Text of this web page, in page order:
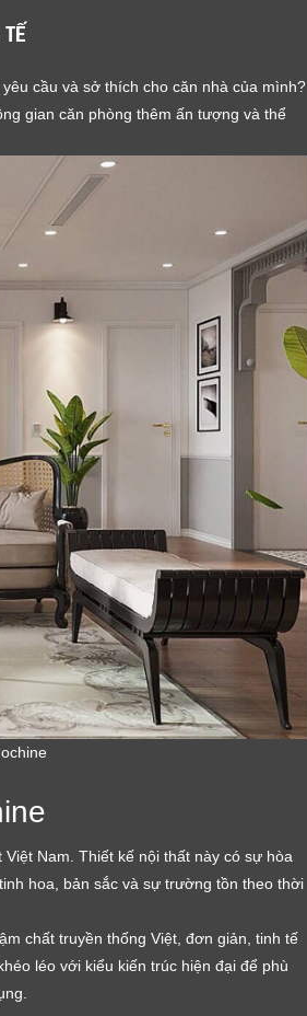
cầu và sở thích cho căn nhà của mình?
gian căn phòng thêm ấn tượng và thể
Nam. Thiết kế nội thất này có sự hòa
hoa, bản sắc và sự trường tồn theo thời
chất truyền thống Việt, đơn giản, tinh tế
léo với kiểu kiến trúc hiện đại để phù